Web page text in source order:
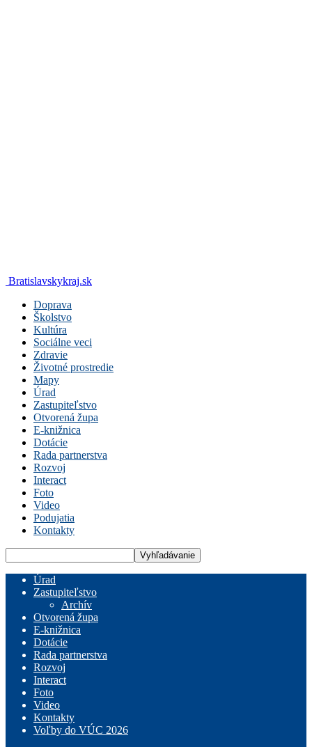
Bratislavskykraj.sk
Doprava
Školstvo
Kultúra
Sociálne veci
Zdravie
Životné prostredie
Mapy
Úrad
Zastupiteľstvo
Otvorená župa
E-knižnica
Dotácie
Rada partnerstva
Rozvoj
Interact
Foto
Video
Podujatia
Kontakty
Úrad
Zastupiteľstvo
Archív
Otvorená župa
E-knižnica
Dotácie
Rada partnerstva
Rozvoj
Interact
Foto
Video
Kontakty
Voľby do VÚC 2026